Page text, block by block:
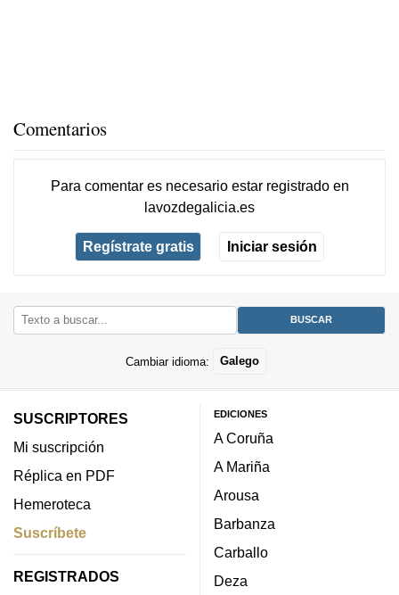
Comentarios
Para comentar es necesario estar registradoen
lavozdegalicia.es
Regístrate gratis Iniciar sesión
Cambiar idioma: Galego
SUSCRIPTORES
Mi suscripción
Réplica en PDF
Hemeroteca
Suscríbete
REGISTRADOS
EDICIONES
A Coruña
A Mariña
Arousa
Barbanza
Carballo
Deza